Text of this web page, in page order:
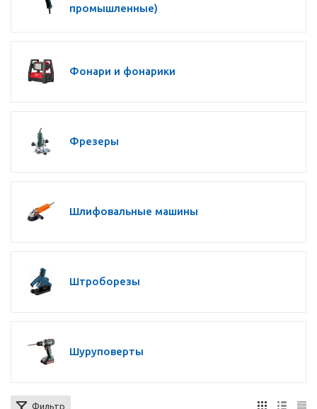
промышленные)
Фонари и фонарики
Фрезеры
Шлифовальные машины
Штроборезы
Шуруповерты
Фильтр